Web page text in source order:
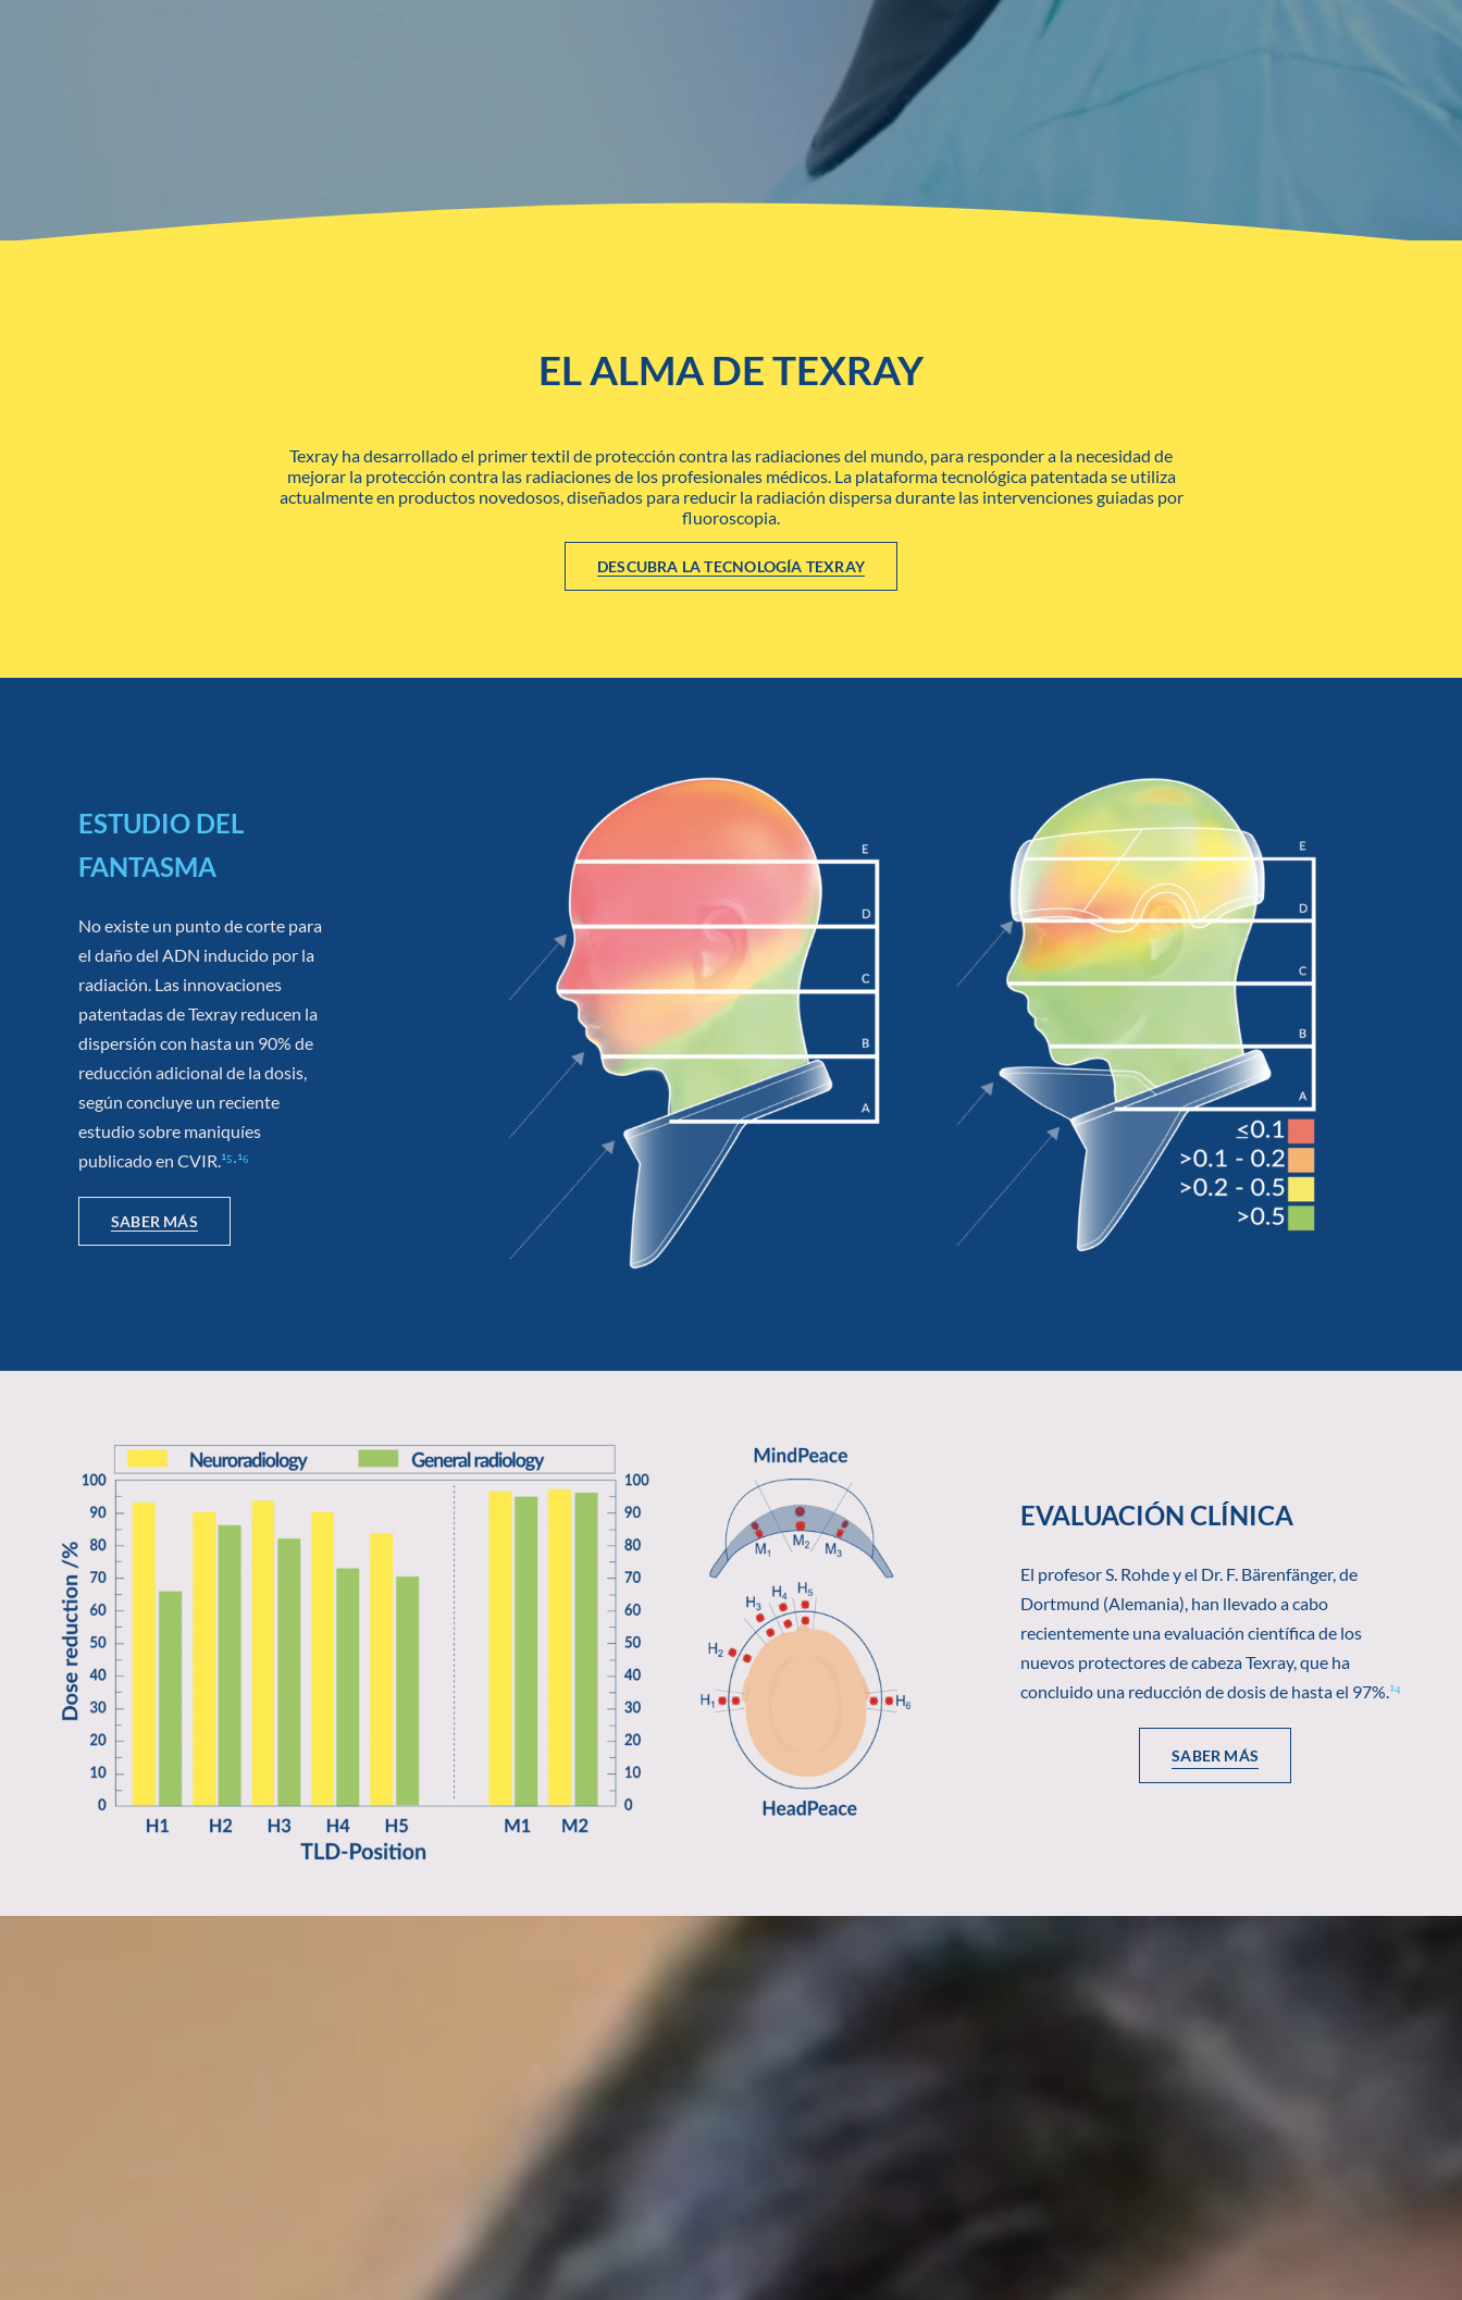
EL ALMA DE TEXRAY
Texray ha desarrollado el primer textil de protección contra las radiaciones del mundo, para responder a la necesidad de
mejorar la protección contra las radiaciones de los profesionales médicos. La plataforma tecnológica patentada se utiliza
actualmente en productos novedosos, diseñados para reducir la radiación dispersa durante las intervenciones guiadas por
fluoroscopia.
DESCUBRA LA TECNOLOGÍA TEXRAY
ESTUDIO DEL
FANTASMA
No existe un punto de corte para
el daño del ADN inducido por la
radiación. Las innovaciones
patentadas de Texray reducen la
dispersión con hasta un 90% de
reducción adicional de la dosis,
según concluye un reciente
estudio sobre maniquíes
publicado en CVIR.¹⁵∙¹⁶
SABER MÁS
EVALUACIÓN CLÍNICA
El profesor S. Rohde y el Dr. F. Bärenfänger, de
Dortmund (Alemania), han llevado a cabo
recientemente una evaluación científica de los
nuevos protectores de cabeza Texray, que ha
concluido una reducción de dosis de hasta el 97%. ¹⁴
SABER MÁS